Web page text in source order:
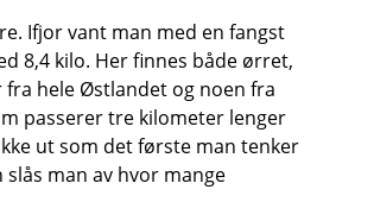
Ifjor vant man med en fangst
8,4 kilo. Her finnes både ørret,
fra hele Østlandet og noen fra
passerer tre kilometer lenger
ut som det første man tenker
man av hvor mange